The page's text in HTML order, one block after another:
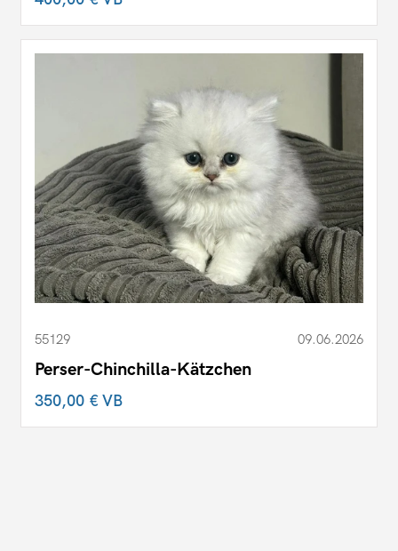
55129 09.06.2026
Perser-Chinchilla-Kätzchen
350,00 €VB